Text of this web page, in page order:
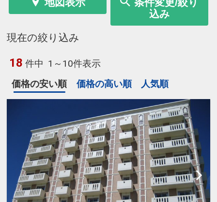
込み
現在の絞り込み
18 件中 1～10件表示
価格の安い順
価格の高い順 人気順